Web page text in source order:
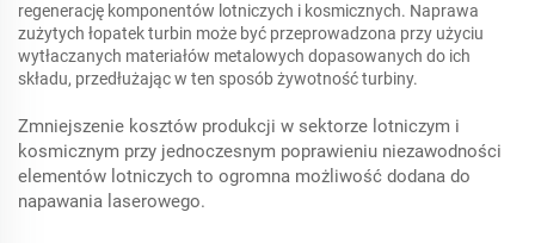
regenerację komponentów lotniczych i kosmicznych. Naprawa
zużytych łopatek turbin może być przeprowadzona przy użyciu
wytłaczanych materiałów metalowych dopasowanych do ich
składu, przedłużając w ten sposób żywotność turbiny.
Zmniejszenie kosztów produkcji w sektorze lotniczym i
kosmicznym przy jednoczesnym poprawieniu niezawodności
elementów lotniczych to ogromna możliwość dodana do
napawania laserowego.